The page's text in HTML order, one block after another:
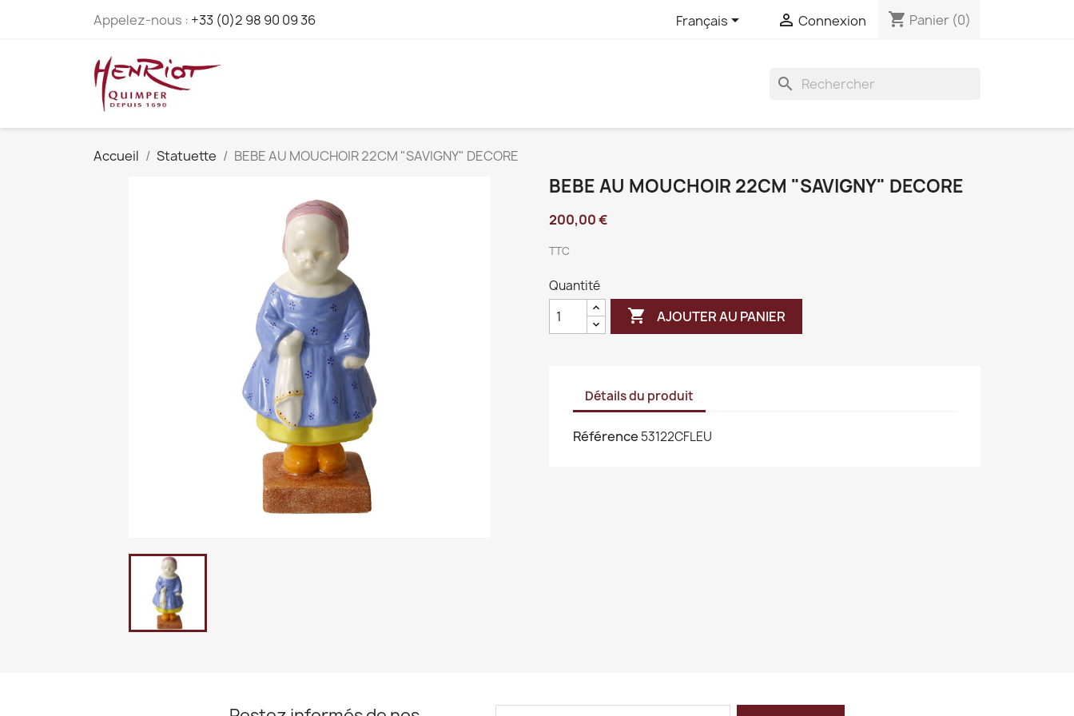
Appelez-nous : +33 (0)2 98 90 09 36 Français  Connexion shopping_cart Panier (0)
search
Accueil Statuette BEBE AU MOUCHOIR 22CM "SAVIGNY" DECORE
BEBE AU MOUCHOIR 22CM "SAVIGNY" DECORE
200,00 €
TTC
Quantité
 AJOUTER AU PANIER
Détails du produit
Référence 53122CFLEU